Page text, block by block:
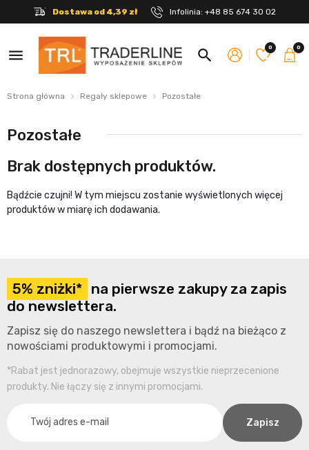
Dostawa od 4,39 zł Infolinia: +48 85 674 30 02
menu search 0 0
Strona główna Regały sklepowe Pozostałe
Pozostałe
Brak dostępnych produktów.
Bądźcie czujni! W tym miejscu zostanie wyświetlonych więcej
produktów w miarę ich dodawania.
5% zniżki* na pierwsze zakupy za zapis
do newslettera.
Zapisz się do naszego newslettera i bądź na bieżąco z
nowościami produktowymi i promocjami.
*Rabat jest jednorazowy, obejmuje wszystkie nieprzecenione
produkty. Nie łączy się z innymi promocjami.